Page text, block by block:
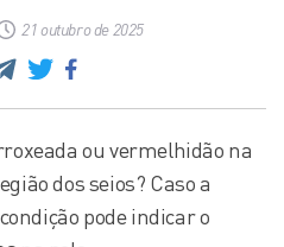
21 outubro de 2025
ou vermelhidão na
dos seios? Caso a
pode indicar o